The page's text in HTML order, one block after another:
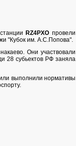
RZ4PXO провели
"Кубок им. А.С.Попова".
Они участвовали
28 субьектов РФ заняла
выполнили нормативы